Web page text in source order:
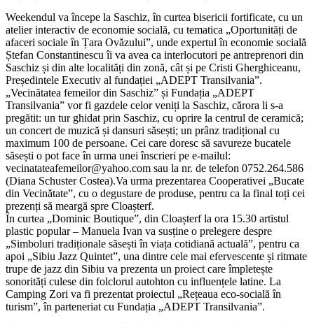
Weekendul va începe la Saschiz, în curtea bisericii fortificate, cu un
atelier interactiv de economie socială, cu tematica „Oportunități de
afaceri sociale în Țara Ovăzului”, unde expertul în economie socială
Ștefan Constantinescu îi va avea ca interlocutori pe antreprenori din
Saschiz și din alte localități din zonă, cât și pe Cristi Gherghiceanu,
Președintele Executiv al fundației „ADEPT Transilvania”.
„Vecinătatea femeilor din Saschiz” și Fundația „ADEPT
Transilvania” vor fi gazdele celor veniți la Saschiz, cărora li s-a
pregătit: un tur ghidat prin Saschiz, cu oprire la centrul de ceramică;
un concert de muzică și dansuri săsești; un prânz tradițional cu
maximum 100 de persoane. Cei care doresc să savureze bucatele
săsești o pot face în urma unei înscrieri pe e-mailul:
vecinatateafemeilor@yahoo.com sau la nr. de telefon 0752.264.586
(Diana Schuster Costea).Va urma prezentarea Cooperativei „Bucate
din Vecinătate”, cu o degustare de produse, pentru ca la final toți cei
prezenți să meargă spre Cloașterf.
În curtea „Dominic Boutique”, din Cloașterf la ora 15.30 artistul
plastic popular – Manuela Ivan va susține o prelegere despre
„Simboluri tradiționale săsești în viața cotidiană actuală”, pentru ca
apoi „Sibiu Jazz Quintet”, una dintre cele mai efervescente și ritmate
trupe de jazz din Sibiu va prezenta un proiect care împletește
sonorități culese din folclorul autohton cu influențele latine. La
Camping Zori va fi prezentat proiectul „Rețeaua eco-socială în
turism”, în parteneriat cu Fundația „ADEPT Transilvania”.